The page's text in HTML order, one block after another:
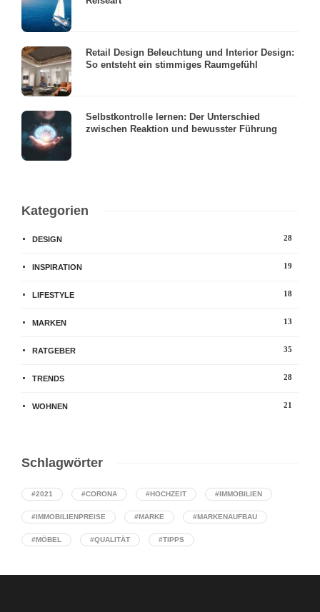
Retail Design Beleuchtung und Interior Design:
So entsteht ein stimmiges Raumgefühl
Selbstkontrolle lernen: Der Unterschied
zwischen Reaktion und bewusster Führung
Kategorien
DESIGN 28
INSPIRATION 19
LIFESTYLE 18
MARKEN 13
RATGEBER 35
TRENDS 28
WOHNEN 21
Schlagwörter
#2021 #CORONA #HOCHZEIT #IMMOBILIEN
#IMMOBILIENPREISE #MARKE #MARKENAUFBAU
#MÖBEL #QUALITÄT #TIPPS